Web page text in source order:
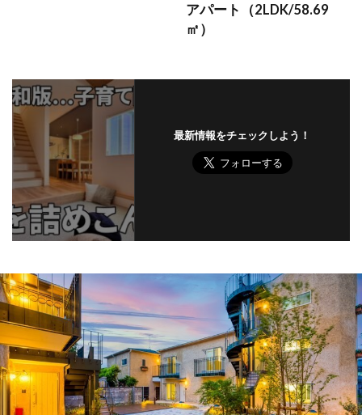
アパート（2LDK/58.69
㎡）
最新情報をチェックしよう！